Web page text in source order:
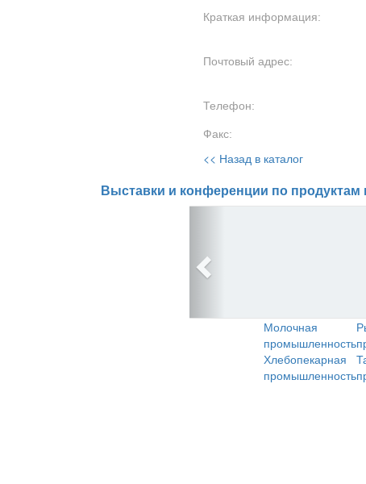
Краткая информация:
Почтовый адрес:
Телефон:
Факс:
<< Назад в каталог
Выставки и конференции по продуктам
Молочная
промышленность
Хлебопекарная
промышленность